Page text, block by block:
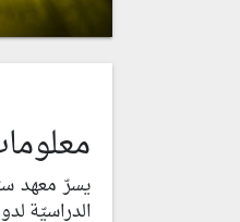
يسرّ معهد
الدراسيّة